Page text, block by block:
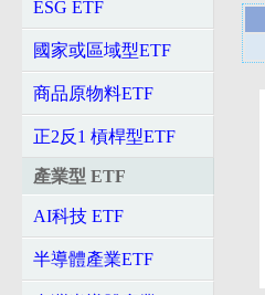
ESG ETF
國家或區域型ETF
商品原物料ETF
正2反1 槓桿型ETF
產業型 ETF
AI科技 ETF
半導體產業ETF